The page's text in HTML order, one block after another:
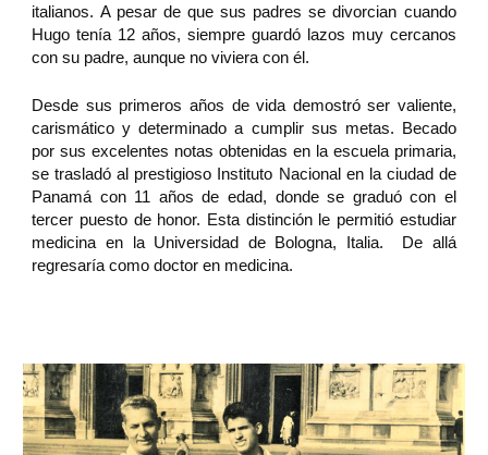
italianos. A pesar de que sus padres se divorcian cuando
Hugo tenía 12 años, siempre guardó lazos muy cercanos
con su padre, aunque no viviera con él.
Desde sus primeros años de vida demostró ser valiente,
carismático y determinado a cumplir sus metas. Becado
por sus excelentes notas obtenidas en la escuela primaria,
se trasladó al prestigioso Instituto Nacional en la ciudad de
Panamá con 11 años de edad, donde se graduó con el
tercer puesto de honor. Esta distinción le permitió estudiar
medicina en la Universidad de Bologna, Italia. De allá
regresaría como doctor en medicina.